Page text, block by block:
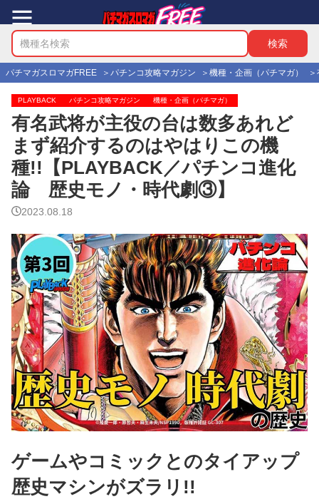
パチマガスロマガFREE パチンコ攻略マガジン 機種・企画（パチマガ）
PLAYBACK パチンコ攻略マガジン 機種・企画（パチマガ）
有名武将が主役の台は数多あれど
まず紹介するのはやはりこの機
種!!【PLAYBACK／パチンコ進化
論 歴史モノ・時代劇③】
2023.08.18
ゲームやコミックとのタイアップ
歴史マシンがズラリ!!